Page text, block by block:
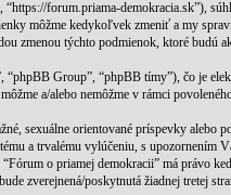
forum.priama-demokracia.sk”),
môžme kedykoľvek zmeniť a my
zmenou týchto podmienok, ktoré budú
Group”, “phpBB tímy”), čo je
a/alebo nemôžme v rámci
sexuálne orientované príspevky
a trvalému vylúčeniu, s
o priamej demokracii” má
zverejnená/poskytnutá žiadnej tretej